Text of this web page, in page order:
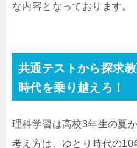
な内容となっております。
共通テストから探求
時代を乗り越えろ！
理科学習は高校3年生の夏
考え方は、ゆとり時代の10